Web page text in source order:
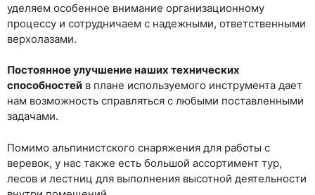
уделяем особенное внимание организационному
процессу и сотрудничаем с надежными, ответственными
верхолазами.
Постоянное улучшение наших технических
способностей в плане используемого инструмента дает
нам возможность справляться с любыми поставленными
задачами.
Помимо альпинистского снаряжения для работы с
веревок, у нас также есть большой ассортимент тур,
лесов и лестниц для выполнения высотной деятельности